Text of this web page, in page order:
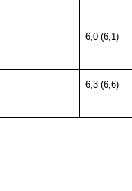
6,0 (6,1)
6,3 (6,6)